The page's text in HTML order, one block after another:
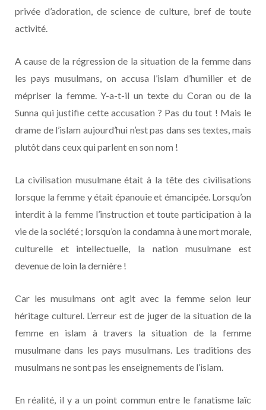
privée d’adoration, de science de culture, bref de toute
activité.
A cause de la régression de la situation de la femme dans
les pays musulmans, on accusa l’islam d’humilier et de
mépriser la femme. Y-a-t-il un texte du Coran ou de la
Sunna qui justifie cette accusation ? Pas du tout ! Mais le
drame de l’islam aujourd’hui n’est pas dans ses textes, mais
plutôt dans ceux qui parlent en son nom !
La civilisation musulmane était à la tête des civilisations
lorsque la femme y était épanouie et émancipée. Lorsqu’on
interdit à la femme l’instruction et toute participation à la
vie de la société ; lorsqu’on la condamna à une mort morale,
culturelle et intellectuelle, la nation musulmane est
devenue de loin la dernière !
Car les musulmans ont agit avec la femme selon leur
héritage culturel. L’erreur est de juger de la situation de la
femme en islam à travers la situation de la femme
musulmane dans les pays musulmans. Les traditions des
musulmans ne sont pas les enseignements de l’islam.
En réalité, il y a un point commun entre le fanatisme laïc